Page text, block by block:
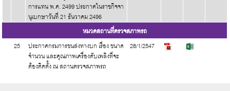
การแทน พ.ศ. 2499 ประกาศในราชกิจจา
นุเบกษาวันที่ 21 ธันวาคม 2496
หมวดสถานที่ตรวจสภาพรถ
25
ประกาศกรมการขนส่งทางบก เรื่อง ขนาด
จำนวน และคุณภาพเครื่องดับเพลิงที่จะ
ต้องติดตั้ง ณ สถานตรวจสภาพรถ
28/1/2547